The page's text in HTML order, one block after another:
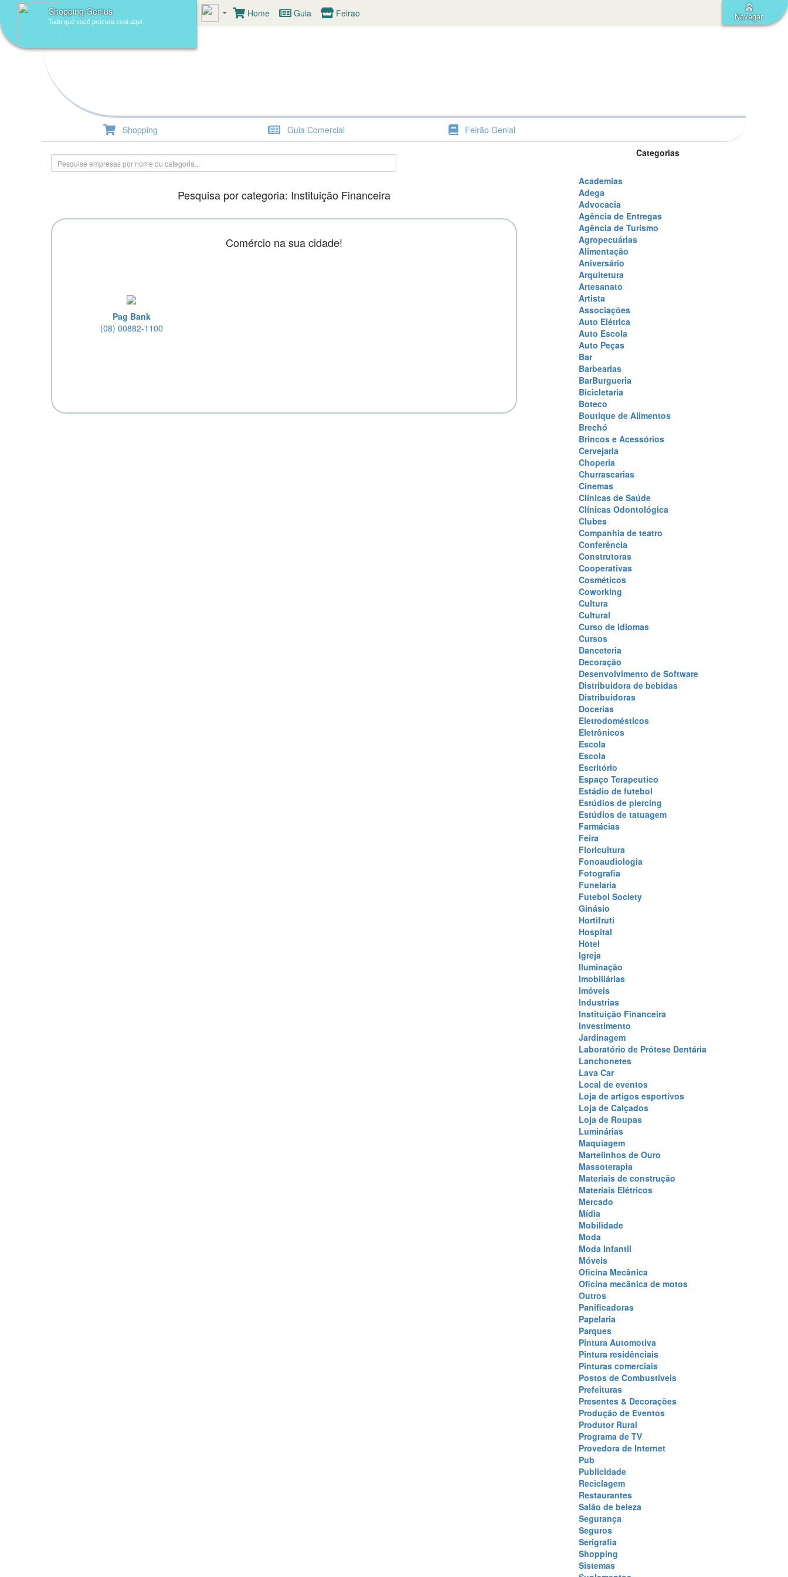
Shopping Genius
Tudo que você procura está aqui
Home Guia Feirao Navegar
Shopping Guia Comercial Feirão Genial
Pesquisa por categoria: Instituição Financeira
Comércio na sua cidade!
Pag Bank
(08) 00882-1100
Categorias
Academias
Adega
Advocacia
Agência de Entregas
Agência de Turismo
Agropecuárias
Alimentação
Aniversário
Arquitetura
Artesanato
Artista
Associações
Auto Elétrica
Auto Escola
Auto Peças
Bar
Barbearias
BarBurgueria
Bicicletaria
Boteco
Boutique de Alimentos
Brechó
Brincos e Acessórios
Cervejaria
Choperia
Churrascarias
Cinemas
Clínicas de Saúde
Clínicas Odontológica
Clubes
Companhia de teatro
Conferência
Construtoras
Cooperativas
Cosméticos
Coworking
Cultura
Cultural
Curso de idiomas
Cursos
Danceteria
Decoração
Desenvolvimento de Software
Distribuidora de bebidas
Distribuidoras
Docerias
Eletrodomésticos
Eletrônicos
Escola
Escola
Escritório
Espaço Terapeutico
Estádio de futebol
Estúdios de piercing
Estúdios de tatuagem
Farmácias
Feira
Floricultura
Fonoaudiologia
Fotografia
Funelaria
Futebol Society
Ginásio
Hortifruti
Hospital
Hotel
Igreja
Iluminação
Imobiliárias
Imóveis
Industrias
Instituição Financeira
Investimento
Jardinagem
Laboratório de Prótese Dentária
Lanchonetes
Lava Car
Local de eventos
Loja de artigos esportivos
Loja de Calçados
Loja de Roupas
Luminárias
Maquiagem
Martelinhos de Ouro
Massoterapia
Materiais de construção
Materiais Elétricos
Mercado
Mídia
Mobilidade
Moda
Moda Infantil
Móveis
Oficina Mecânica
Oficina mecânica de motos
Outros
Panificadoras
Papelaria
Parques
Pintura Automotiva
Pintura residênciais
Pinturas comerciais
Postos de Combustíveis
Prefeituras
Presentes & Decorações
Produção de Eventos
Produtor Rural
Programa de TV
Provedora de Internet
Pub
Publicidade
Reciclagem
Restaurantes
Salão de beleza
Segurança
Seguros
Serigrafia
Shopping
Sistemas